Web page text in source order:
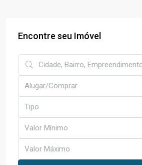
Encontre seu Imóvel
Alugar/Comprar
Tipo
Valor Mínimo
Valor Máximo